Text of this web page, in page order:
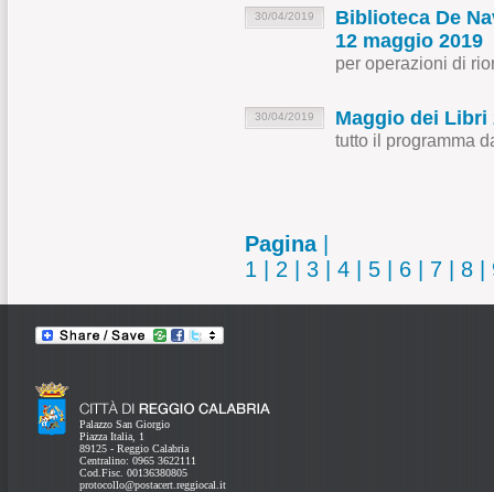
30/04/2019
Biblioteca De
12 maggio 2019
per operazioni di
30/04/2019 Maggio dei Libri
tutto il programma
Pagina|
1
2 3 4 5 6 7 8
Palazzo San Giorgio
Piazza Italia, 1
89125 - Reggio Calabria
Centralino: 0965 3622111
Cod.Fisc. 00136380805
protocollo@postacert.reggiocal.it